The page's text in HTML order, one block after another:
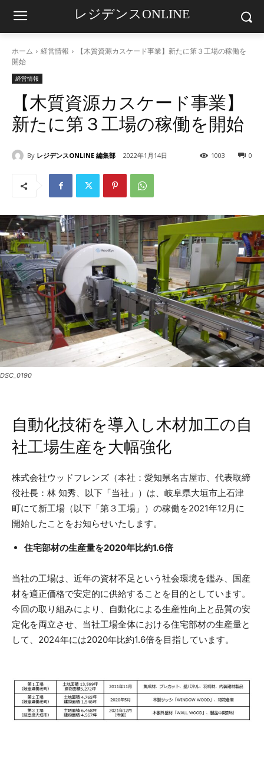
レジデンスONLINE
ホーム 経営情報
【木質資源カスケード事業】新たに第３工場の稼働を
開始
経営情報
【木質資源カスケード事業】
新たに第３工場の稼働を開始
By レジデンスONLINE 編集部 2022年1月14日 0
1003
DSC_0190
自動化技術を導入し木材加工の自
社工場生産を大幅強化
株式会社ウッドフレンズ（本社：愛知県名古屋市、代表取締
役社長：林 知秀、以下「当社」）は、岐阜県大垣市上石津
町にて新工場（以下「第３工場」）の稼働を2021年12月に
開始したことをお知らせいたします。
住宅部材の生産量を2020年比約1.6倍
当社の工場は、近年の資材不足という社会環境を鑑み、国産
材を適正価格で安定的に供給することを目的としています。
今回の取り組みにより、自動化による生産性向上と品質の安
定化を両立させ、当社工場全体における住宅部材の生産量と
して、2024年には2020年比約1.6倍を目指しています。